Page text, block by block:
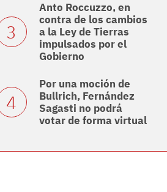
Anto Roccuzzo, en
contra de los cambios
a la Ley de Tierras
impulsados por el
Gobierno
Por una moción de
Bullrich, Fernández
Sagasti no podrá
votar de forma virtual